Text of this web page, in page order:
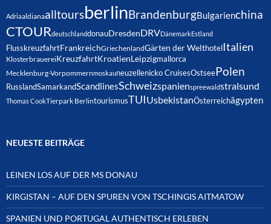
AdriaaldianaalltoursberlinBrandenburgBulgarienchina
CTOURdeutschlanddonauDresdenDRVDänemarkEstland
FlusskreuzfahrtFrankreichGriechenlandGärten der WelthotelItalien
KlosterbrauereiKreuzfahrtKroatienLeipzigmallorca
Mecklenburg-Vorpommernmoskauneuzellenicko CruisesOstseePolen
RusslandSamarkandScandlinesSchweizspanienspreewaldstralsund
Thomas CookTierpark BerlintourismusTUIUsbekistanÖsterreichägypten
NEUESTE BEITRÄGE
LEINEN LOS AUF DER MS DONAU
KIRGISTAN – AUF DEN SPUREN VON TSCHINGIS AITMATOW
SPANIEN UND PORTUGAL AUTHENTISCH ERLEBEN